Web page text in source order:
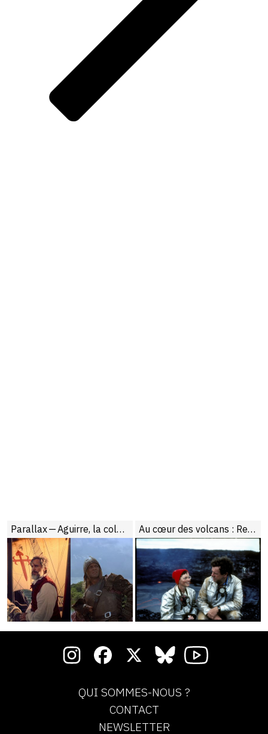
Parallax — Aguirre, la colère de Dieu et Magellan Au cœur des volcans : Requiem pour Katia et Maurice Krafft
QUI SOMMES-NOUS ?
CONTACT
NEWSLETTER